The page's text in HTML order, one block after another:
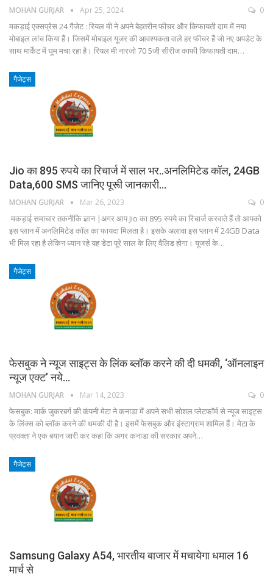
MOHAN GURJAR Apr 25, 2024 0
मकड़ाई एक्सप्रेस 24 गैजेट : रियल मी ने अपने बेहतरीन फीचर और किफायती दाम में नया
मोबाइल लांच किया हैं। जिसमें मोबाइल यूजर की आवश्यकता वाले हर फीचर हैं जो नए अपडेट के
साथ मार्केट में धूम मचा रहा है। रियल मी नारजो 70 5जी सीरीज काफी किफायती दाम…
गैजेट्स
Jio का 895 रुपये का रिचार्ज में साल भर..अनलिमिटेड कॉल, 24GB
Data,600 SMS जानिए पूरूी जानकारी…
MOHAN GURJAR Mar 26, 2023 0
मकड़ाई समाचार तकनीकि ज्ञान |अगर आप Jio का 895 रुपये का रिचार्ज करवाते हैं तो आपको
इस प्लान में अनलिमिटेड कॉल का फायदा मिलता है। इसके अलावा इस प्लान में 24GB Data
भी मिल रहा है लेकिन ध्यान रहे यह डेटा पूरे साल के लिए वैलिड होगा। यूजर्स के…
गैजेट्स
फेसबुक ने न्यूज साइट्स के लिंक ब्लॉक करने की दी धमकी, ‘ऑनलाइन
न्यूज एक्ट’ नये…
MOHAN GURJAR Mar 14, 2023 0
फेसबुक: मार्क जुकरबर्ग की कंपनी मेटा ने कनाडा में अपने सभी सोशल प्लेटफॉर्म से न्यूज साइट्स
के लिंक्स को ब्लॉक करने की धमकी दी है। इसमें फेसबुक और इंस्टाग्राम शामिल हैं। मेटा के
प्रवक्ता ने एक बयान जारी कर कहा कि अगर कनाडा की सरकार अपने…
गैजेट्स
Samsung Galaxy A54, भारतीय बाजार में मचायेगा धमाल 16
मार्च से